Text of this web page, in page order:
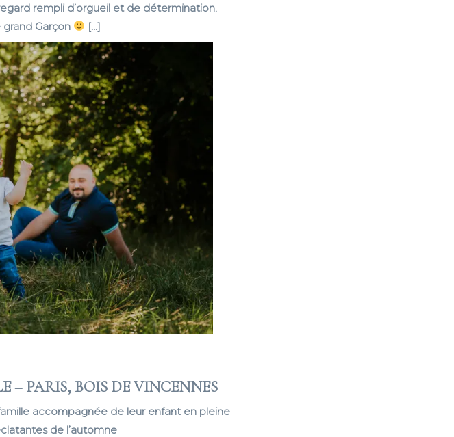
rempli d’orgueil et de détermination.
grand Garçon
[…]
– PARIS, BOIS DE VINCENNES
accompagnée de leur enfant en pleine
de l’automne